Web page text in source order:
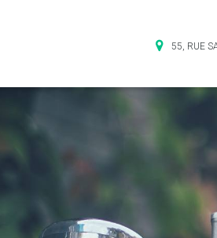
55, RUE